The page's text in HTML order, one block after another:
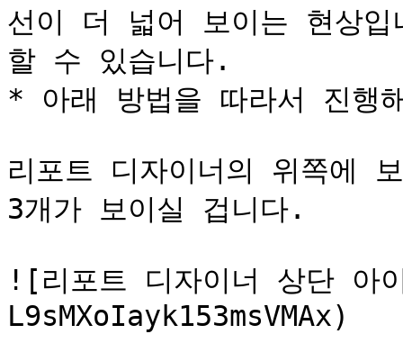
선이 더 넓어 보이는 현상
할 수 있습니다.
* 아래 방법을 따라서 진행
리포트 디자이너의 위쪽에
3개가 보이실 겁니다.
![리포트 디자이너 상단
L9sMXoIayk153msVMAx)